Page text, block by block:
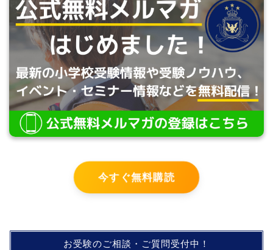
今すぐ無料購読
お受験のご相談・ご質問受付中！